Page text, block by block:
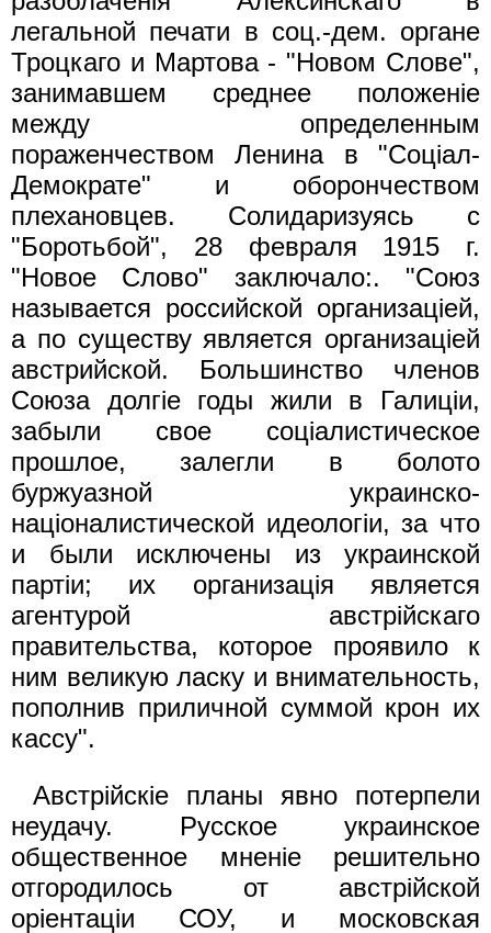
легальной печати в соц.-дем. органе
Троцкаго и Мартова - "Новом Слове",
занимавшем среднее положенie
между определенным
пораженчеством Ленина в "Соцiал-
Демократе" и оборончеством
плехановцев. Солидаризуясь с
"Боротьбой", 28 февраля 1915 г.
"Новое Слово" заключало:. "Союз
называется российской организацiей,
а по существу является организацiей
австрийской. Большинство членов
Союза долгiе годы жили в Галицiи,
забыли свое соцiалистическое
прошлое, залегли в болото
буржуазной украинско-
нацiоналистической идеологiи, за что
и были исключены из украинской
партiи; их организацiя является
агентурой австрiйскаго
правительства, которое проявило к
ним великую ласку и внимательность,
пополнив приличной суммой крон их
кассу".
Австрiйскiе планы явно потерпели
неудачу. Русское украинское
общественное мненiе решительно
отгородилось от австрiйской
opieнтaцiи СОУ, и московская